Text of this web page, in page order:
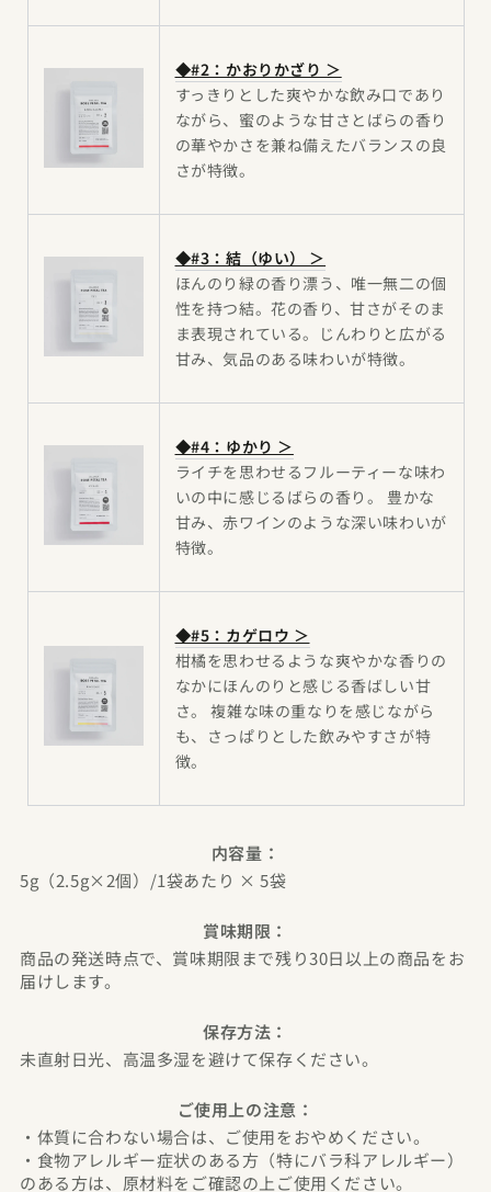
◆#2：かおりかざり ＞
すっきりとした爽やかな飲み口であり
ながら、蜜のような甘さとばらの香り
の華やかさを兼ね備えたバランスの良
さが特徴。
◆#3：結（ゆい） ＞
ほんのり緑の香り漂う、唯一無二の個
性を持つ結。花の香り、甘さがそのま
ま表現されている。じんわりと広がる
甘み、気品のある味わいが特徴。
◆#4：ゆかり ＞
ライチを思わせるフルーティーな味わ
いの中に感じるばらの香り。 豊かな
甘み、赤ワインのような深い味わいが
特徴。
◆#5：カゲロウ ＞
柑橘を思わせるような爽やかな香りの
なかにほんのりと感じる香ばしい甘
さ。 複雑な味の重なりを感じながら
も、さっぱりとした飲みやすさが特
徴。
内容量：
5g（2.5g×2個）/1袋あたり × 5袋
賞味期限：
商品の発送時点で、賞味期限まで残り30日以上の商品をお
届けします。
保存方法：
未直射日光、高温多湿を避けて保存ください。
ご使用上の注意：
・体質に合わない場合は、ご使用をおやめください。
・食物アレルギー症状のある方（特にバラ科アレルギー）
のある方は、原材料をご確認の上ご使用ください。